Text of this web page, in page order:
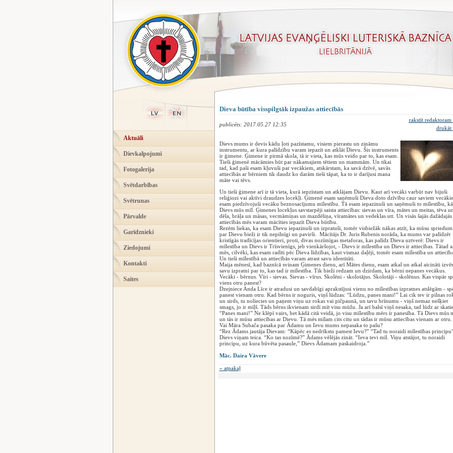
Aktuāli
Dievkalpojumi
Fotogalerija
Svētdarbības
Svētrunas
Pārvalde
Garīdznieki
Ziedojumi
Kontakti
Saites
Dieva būtība visspilgtāk izpaužas attiecībās
publicēts: 2017.05.27 12:35
rakstīt redaktoram
drukāt
Dievs mums ir devis kādu ļoti pazīstamu, visiem pierastu un zināmu
instrumentu, ar kura palīdzību varam iepazīt un atklāt Dievu. Šis instruments
ir ģimene. Ģimene ir pirmā skola, tā ir vieta, kas mūs veido par to, kas esam.
Tieši ģimenē mācāmies būt par nākamajiem tētiem un mammām. Un tikai
tad, kad paši esam kļuvuši par vecākiem, atskārstam, ka savā dzīvē, savās
attiecībās ar bērniem tik daudz ko darām tieši tāpat, ka to ir darījusi mana
māte vai tēvs.
Un tieši ģimene arī ir tā vieta, kurā iepzīstam un atklājam Dievu. Kaut arī vecāki varbūt nav bijuši
reliģiozi vai aktīvi draudzes locekļi. Ģimenē esam saņēmuši Dieva doto dzīvību caur saviem
esam piedzīvojuši vecāku beznosacījumu mīlestību. Tā esam iepazinuši un saņēmuši to mīlestību, kā
Dievs mūs mīl. Ģimenes locekļus savstarpēji saista attiecības: sievas un vīra, mātes un meitas, tēva un
dēla, brāļa un māsas, vecmāmiņas un mazdēliņa, vīramātes un vedeklas utt. Un visās šajās dažādajās
attiecībās mēs varam mācīties iepazīt Dieva būtību.
Rezēm liekas, ka esam Dievu iepazinuši un izpratuši, tomēr visbiežāk nākas atzīt, ka mūsu spriedumi
par Dievu bieži ir tik nepilnīgi un pavirši. Mācītājs Dr. Juris Rubenis norāda, ka mums var palīdzēt
kristīgās tradīcījas orientieri, proti, divas nozīmīgas metaforas, kas palīdz Dieva uztverē: Dievs ir
mīlestība un Dievs ir Trīsvienīgs, jeb vienkāršojot, - Dievs ir mīlestība un Dievs ir attiecības. Tātad
mēs, cilvēki, kas esam radīti pēc Dieva līdzības, kaut vismaz daļēji, tomēr esam mīlestība un
Un tieši mīlestībā un attiecībās varam atrast savu identitāti.
Maija mēnesī, kad baznīcā svinam Ģimenes dienu, arī Mātes dienu, esam atkal un atkal aicināti
savu izpratni par to, kas tad ir mīlestība. Tik bieži redzam un dzirdam, ka bērni nepanes vecākus.
Vecāki - bērnus. Vīri - sievas. Sievas - vīrus. Skolēni - skolotājus. Skolotāji - skolēnus. Kas vispār
viens otru panest?
Dzejniece Anda Līce ir atradusi un savdabīgi aprakstījusi vienu no mīlestības izpratnes atslēgām -
panest vienam otru. Kad bērns ir noguris, viņš lūdzas: “Lūdzu, panes mani!” Lai cik tev ir pilnas
un sirds, tu noliecies un paņem viņu uz rokas vai pičpaunā, un tavu brīnumu - viņš nemaz nešķiet
smags, jo ir mīļš. Tāds bērns ikvienam sirdī mīt visu mūžu. Ja arī balsī viņš nesaka, tad lūdz ar
“Panes mani!” Ne klēpī vairs, bet kādā citā veidā, jo visu mīlestību mērs ir panesība. Tā Dievs mūs
un tās ir mūsu attiecības ar Dievu. Tā mēs mīlam cits citu un tādas ir mūsu attiecības vienam ar otru.
Vai Māra Subača pasaka par Ādamu un Ievu mums nepasaka to pašu?
“Rez Ādams jautāja Dievam: “Kāpēc es nedrīkstu pamest Ievu?” “Tad tu noraidi mīlestības
Dievs viņam teica. “Ko tas nozīmē?” Ādams vēlējās zināt. “Ieva tevi mīl. Viņu atstājot, tu noraidi
principu, uz kura būvēta pasaule,” Dievs Ādamam paskaidroja.”
Māc. Daira Vāvere
« atpakaļ